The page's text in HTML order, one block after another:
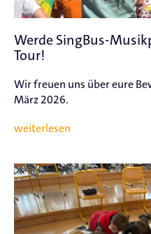
Werde SingBus-
Tour!
Wir freuen uns über eure
März 2026.
weiterlesen